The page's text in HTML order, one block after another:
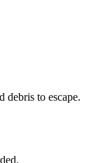
debris to escape.